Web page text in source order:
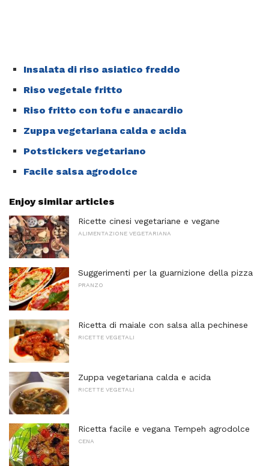
Insalata di riso asiatico freddo
Riso vegetale fritto
Riso fritto con tofu e anacardio
Zuppa vegetariana calda e acida
Potstickers vegetariano
Facile salsa agrodolce
Enjoy similar articles
Ricette cinesi vegetariane e vegane
ALIMENTAZIONE VEGETARIANA
Suggerimenti per la guarnizione della pizza
PRANZO
Ricetta di maiale con salsa alla pechinese
RICETTE VEGETALI
Zuppa vegetariana calda e acida
RICETTE VEGETALI
Ricetta facile e vegana Tempeh agrodolce
CENA